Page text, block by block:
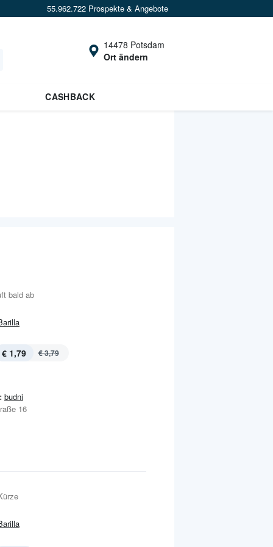
55.962.722 Prospekte & Angebote
14478 Potsdam
Ort ändern
CASHBACK
bald ab
€ 1,79 € 3,79
budni
16